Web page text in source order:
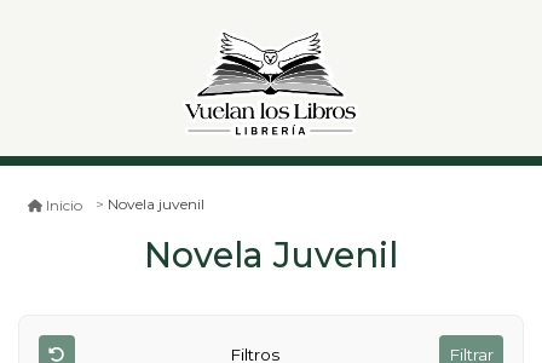
Inicio Novela juvenil
Novela Juvenil
Filtros Filtrar